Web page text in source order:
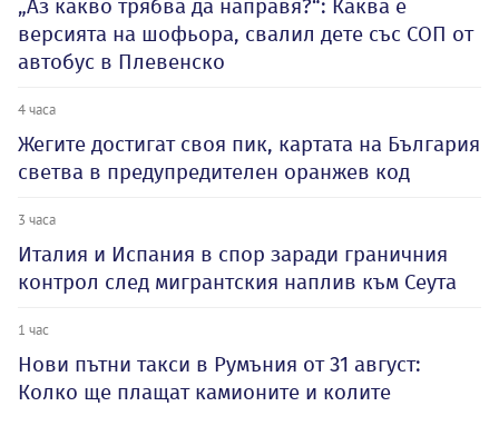
„Аз какво трябва да направя?“: Каква е
версията на шофьора, свалил дете със СОП от
автобус в Плевенско
4 часа
Жегите достигат своя пик, картата на България
светва в предупредителен оранжев код
3 часа
Италия и Испания в спор заради граничния
контрол след мигрантския наплив към Сеута
1 час
Нови пътни такси в Румъния от 31 август:
Колко ще плащат камионите и колите